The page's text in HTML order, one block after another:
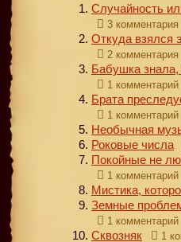
Случайность
3 комментария
Откуда взялся
2 комментария
Бабушка знала,
1 комментарий
Брата
1 комментарий
Необычная
Роковые числа
Покойные не
1 комментарий
Мистика,
Земные
1 комментарий
Сквозняк 1